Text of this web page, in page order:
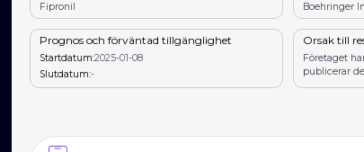
Fipronil Boehringer
Prognos och förväntad tillgänglighet
Startdatum:2025-01-08
Slutdatum:-
Orsak till
Företaget
publicerar